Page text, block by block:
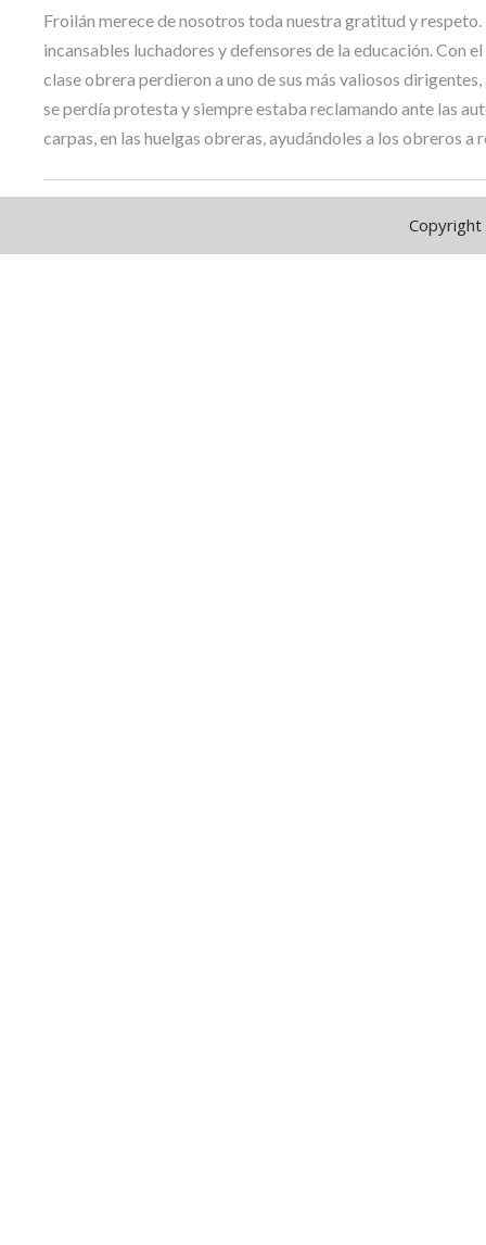
Froilán merece de nosotros toda nuestra gratitud y respeto.
incansables luchadores y defensores de la educación. Con
clase obrera perdieron a uno de sus más valiosos
se perdía protesta y siempre estaba reclamando ante las
carpas, en las huelgas obreras, ayudándoles a los obreros
Copyright